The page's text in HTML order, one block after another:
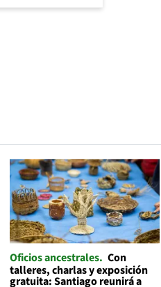
Oficios ancestrales Con
talleres, charlas y exposición
gratuita: Santiago reunirá a